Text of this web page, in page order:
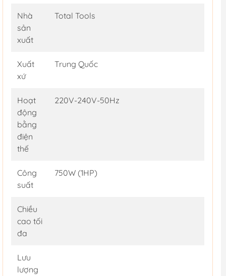
Nhà
sản
xuất
Total Tools
Xuất
xứ
Trung Quốc
Hoạt
động
bằng
điện
thế
220V-240V-50Hz
Công
suất
750W (1HP)
Chiều
cao tối
đa
Lưu
lượng